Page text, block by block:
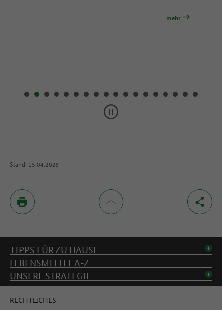
mehr
Stand: 15.04.2026
Inhaltsverzeichnis
TIPPS FÜR ZU HAUSE
LEBENSMITTEL A-Z
UNSERE STRATEGIE
RECHTLICHES